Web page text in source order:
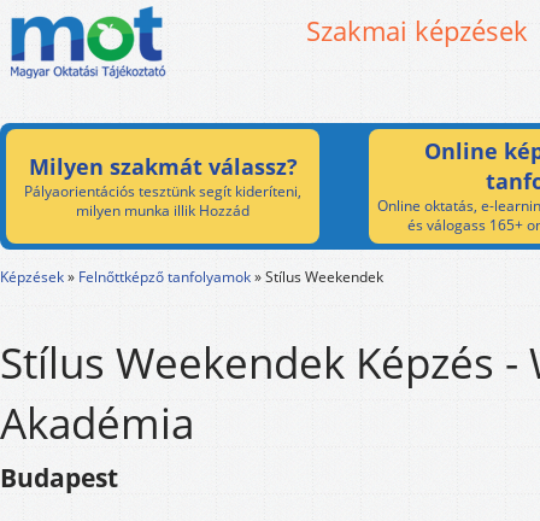
Szakmai képzések
Milyen szakmát válassz?
Pályaorientációs tesztünk segít kideríteni,
milyen munka illik Hozzád
Online
Online oktatás, e-
és válogass 165+
Képzések» Felnőttképző tanfolyamok»Stílus Weekendek
Stílus Weekendek Képzés -
Akadémia
Budapest